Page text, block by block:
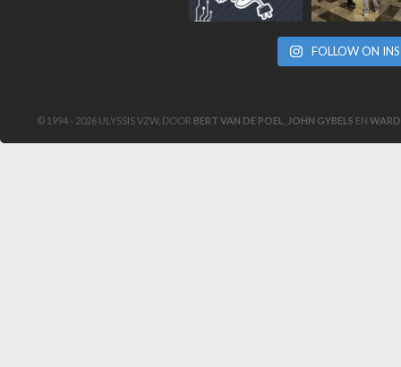
FOLLOW ON
© 1994 - 2026 ULYSSIS VZW, DOOR BERT VAN DE POEL JOHN GYBELS EN